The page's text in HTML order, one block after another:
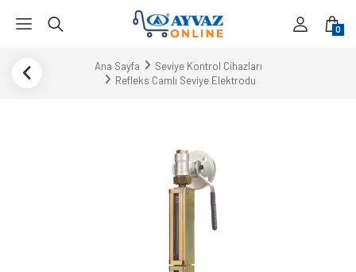
0
Ana Sayfa
Seviye Kontrol Cihazları
Refleks Camlı Seviye Elektrodu